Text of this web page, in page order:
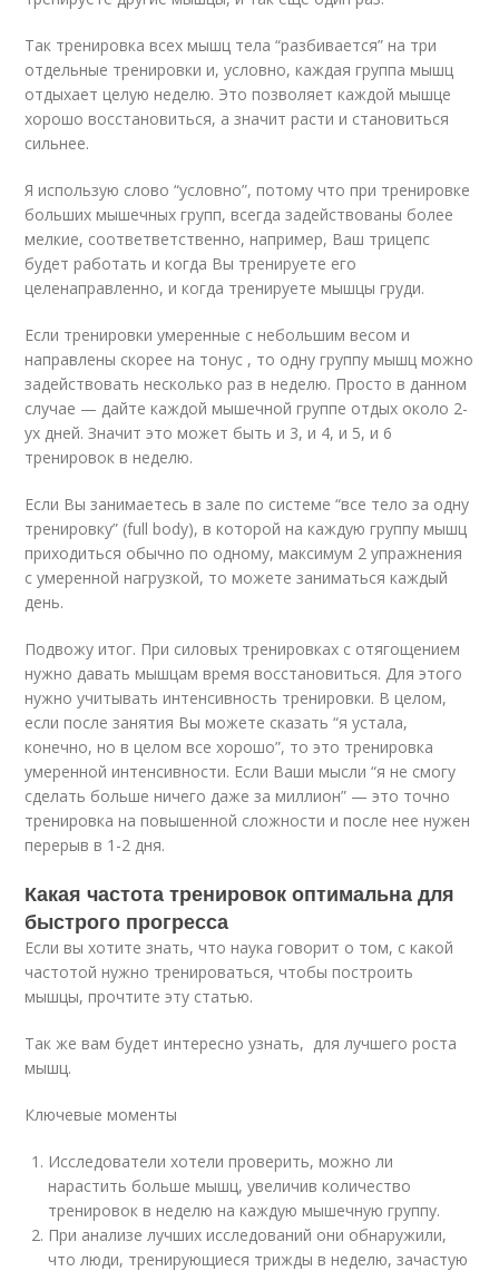
Так тренировка всех мышц тела “разбивается” на три
отдельные тренировки и, условно, каждая группа мышц
отдыхает целую неделю. Это позволяет каждой мышце
хорошо восстановиться, а значит расти и становиться
сильнее.
Я использую слово “условно”, потому что при тренировке
больших мышечных групп, всегда задействованы более
мелкие, соответветственно, например, Ваш трицепс
будет работать и когда Вы тренируете его
целенаправленно, и когда тренируете мышцы груди.
Если тренировки умеренные с небольшим весом и
направлены скорее на тонус , то одну группу мышц можно
задействовать несколько раз в неделю. Просто в данном
случае — дайте каждой мышечной группе отдых около 2-
ух дней. Значит это может быть и 3, и 4, и 5, и 6
тренировок в неделю.
Если Вы занимаетесь в зале по системе “все тело за одну
тренировку” (full body), в которой на каждую группу мышц
приходиться обычно по одному, максимум 2 упражнения
с умеренной нагрузкой, то можете заниматься каждый
день.
Подвожу итог. При силовых тренировках с отягощением
нужно давать мышцам время восстановиться. Для этого
нужно учитывать интенсивность тренировки. В целом,
если после занятия Вы можете сказать “я устала,
конечно, но в целом все хорошо”, то это тренировка
умеренной интенсивности. Если Ваши мысли “я не смогу
сделать больше ничего даже за миллион” — это точно
тренировка на повышенной сложности и после нее нужен
перерыв в 1-2 дня.
Какая частота тренировок оптимальна для
быстрого прогресса
Если вы хотите знать, что наука говорит о том, с какой
частотой нужно тренироваться, чтобы построить
мышцы, прочтите эту статью.
Так же вам будет интересно узнать, для лучшего роста
мышц.
Ключевые моменты
Исследователи хотели проверить, можно ли
нарастить больше мышц, увеличив количество
тренировок в неделю на каждую мышечную группу.
При анализе лучших исследований они обнаружили,
что люди, тренирующиеся трижды в неделю, зачастую